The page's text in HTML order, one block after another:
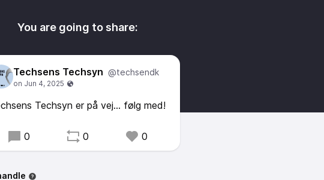
You are going to share:
Techsens Techsyn @techsendk
Techsyn er på vej... følg med!
0 0 0